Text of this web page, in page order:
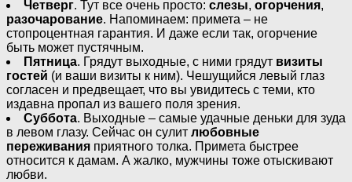
Четверг. Тут все очень просто: слезы, огорчения,
разочарование. Напоминаем: примета – не
стопроцентная гарантия. И даже если так, огорчение
быть может пустячным.
Пятница. Грядут выходные, с ними грядут визиты
гостей (и ваши визиты к ним). Чешущийся левый глаз
согласен и предвещает, что вы увидитесь с теми, кто
издавна пропал из вашего поля зрения.
Суббота. Выходные – самые удачные деньки для зуда
в левом глазу. Сейчас он сулит любовные
переживания приятного толка. Примета быстрее
относится к дамам. А жалко, мужчины тоже отыскивают
любви.